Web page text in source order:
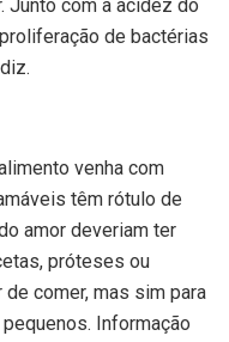
Junto com a acidez do
de bactérias
venha com
têm rótulo de
amor deveriam ter
próteses ou
comer, mas sim para
Informação